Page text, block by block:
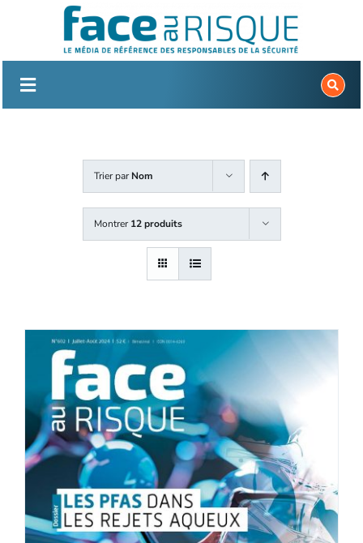
Trier parNom
Montrer12 produits